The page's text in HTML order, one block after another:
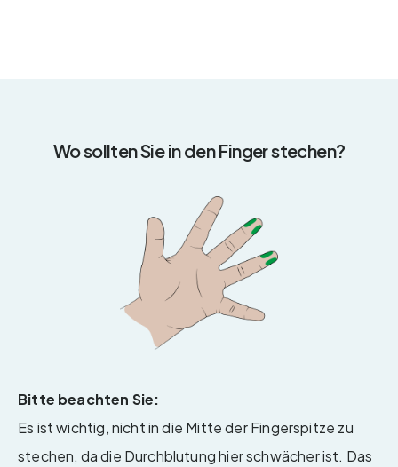
Wo sollten Sie in den Finger stechen?
Bitte beachten Sie:
Es ist wichtig, nicht in die Mitte der Fingerspitze zu
stechen, da die Durchblutung hier schwächer ist. Das